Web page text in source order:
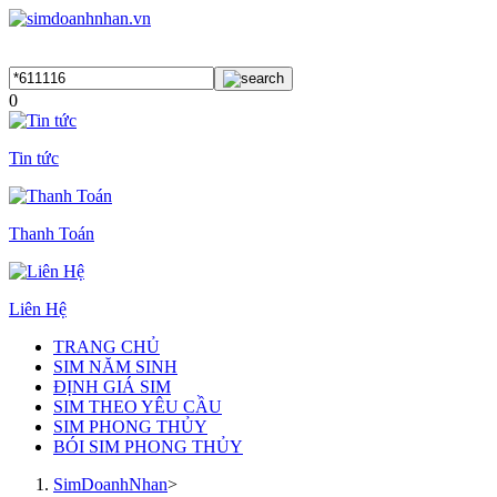
0
Tin tức
Thanh Toán
Liên Hệ
TRANG CHỦ
SIM NĂM SINH
ĐỊNH GIÁ SIM
SIM THEO YÊU CẦU
SIM PHONG THỦY
BÓI SIM PHONG THỦY
SimDoanhNhan>